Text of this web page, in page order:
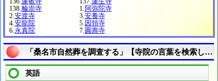
138. 䑳崇寺 1. 阿弥陀寺
2. 安渡寺 3. 安養寺
4. 安龍院 5. 因領寺
6. 永真院 7. 圓壽寺
「桑名市自然葬を調査する」【寺院の言葉を検索しよ
英語